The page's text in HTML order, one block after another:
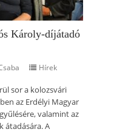
Károly-díjátadó
Hírek
sor a kolozsvári
az Erdélyi Magyar
valamint az
átadására. A